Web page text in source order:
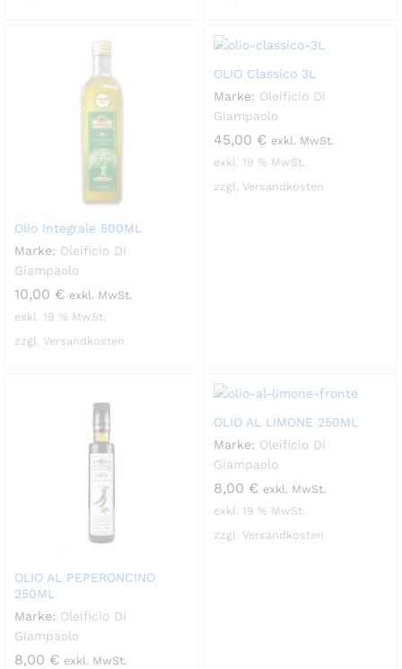
Olio Integrale 500ML
Marke: Oleificio Di
Giampaolo
10,00 € exkl. MwSt.
exkl. 19 % MwSt.
zzgl. Versandkosten
OLIO Classico 3L
Marke: Oleificio Di
Giampaolo
45,00 € exkl. MwSt.
exkl. 19 % MwSt.
zzgl. Versandkosten
OLIO AL PEPERONCINO
250ML
Marke: Oleificio Di
Giampaolo
8,00 € exkl. MwSt.
OLIO AL LIMONE 250ML
Marke: Oleificio Di
Giampaolo
8,00 € exkl. MwSt.
exkl. 19 % MwSt.
zzgl. Versandkosten